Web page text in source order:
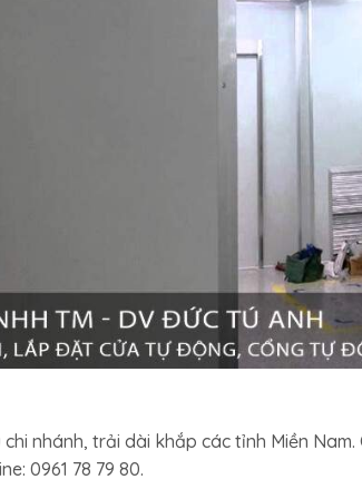
chi nhánh, trải dài khắp các tỉnh Miền
0961 78 79 80.